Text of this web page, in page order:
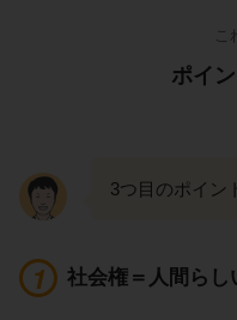
こ
ポイ
3つ目のポイン
社会権＝人間らし